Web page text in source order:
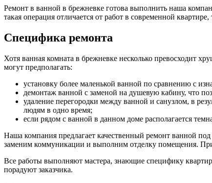
Ремонт в ванной в брежневке готова выполнить наша
такая операция отличается от работ в современной
Специфика ремонта
Хотя ванная комната в брежневке несколько превосходит
могут предполагать:
установку более маленькой ванной по сравнению с
демонтаж ванной с заменой на душевую кабину, что
удаление перегородки между ванной и санузлом, в
людям в одно время;
если рядом с ванной в данном доме располагается
Наша компания предлагает качественный ремонт ванной
заменим коммуникации и выполним отделку помещения.
Все работы выполняют мастера, знающие специфику
порадуют заказчика.